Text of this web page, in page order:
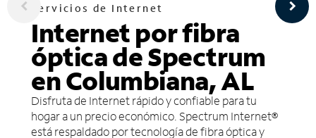
Servicios de Internet
Internet por fibra
óptica de Spectrum
en Columbiana, AL
Disfruta de Internet rápido y confiable para tu
hogar a un precio económico. Spectrum Internet®
está respaldado por tecnología de fibra óptica y